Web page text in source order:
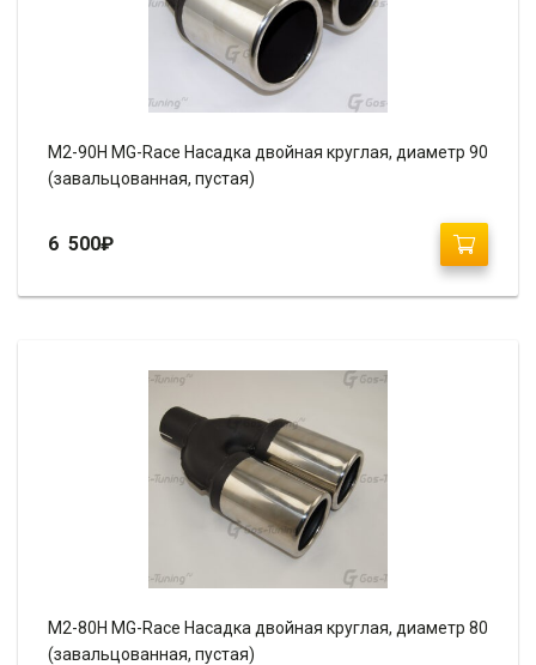
М2-90H MG-Race Насадка двойная круглая, диаметр 90
(завальцованная, пустая)
6 500₽
М2-80H MG-Race Насадка двойная круглая, диаметр 80
(завальцованная, пустая)